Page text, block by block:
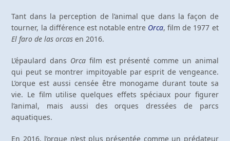
Tant dans la perception de l’animal que dans la façon de
tourner, la différence est notable entre Orca, film de 1977 et
El faro de las orcas en 2016.
L’épaulard dans Orcafilm est présenté comme un animal
qui peut se montrer impitoyable par esprit de vengeance.
L’orque est aussi censée être monogame durant toute sa
vie. Le film utilise quelques effets spéciaux pour figurer
l’animal, mais aussi des orques dressées de parcs
aquatiques.
En 2016, l’orque n’est plus présentée comme un prédateur